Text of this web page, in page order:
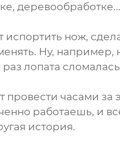
нож,
Ну, например,
лопата
провести часами
работаешь, и
история.